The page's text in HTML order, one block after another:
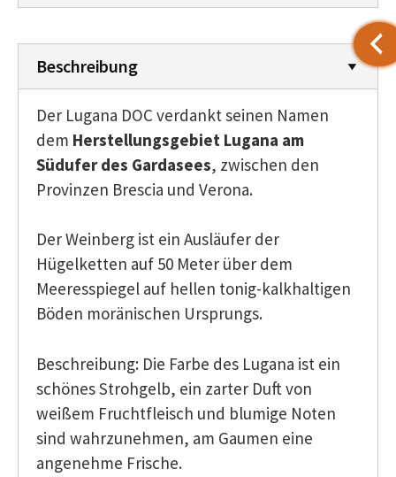
Beschreibung
Der Lugana DOC verdankt seinen Namen
dem Herstellungsgebiet Lugana am
Südufer des Gardasees, zwischen den
Provinzen Brescia und Verona.
Der Weinberg ist ein Ausläufer der
Hügelketten auf 50 Meter über dem
Meeresspiegel auf hellen tonig-kalkhaltigen
Böden moränischen Ursprungs.
Beschreibung: Die Farbe des Lugana ist ein
schönes Strohgelb, ein zarter Duft von
weißem Fruchtfleisch und blumige Noten
sind wahrzunehmen, am Gaumen eine
angenehme Frische.